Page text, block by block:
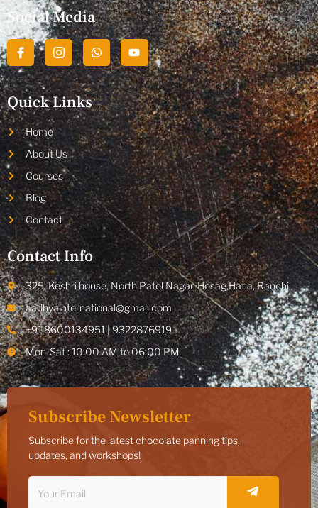
Social Media
Quick Links
Home
About Us
Courses
Blog
Contact
Contact Info
325, Keshri house, North Patel Nagar, Hesag,Hatia, Ranchi
aadhyainternational@gmail.com
+91 8600134951 | 9322876919
Mon-Sat : 10:00 AM to 06:00 PM
Subscribe Newsletter
Subscribe for the latest chocolate panning tips,
updates, and workshops!